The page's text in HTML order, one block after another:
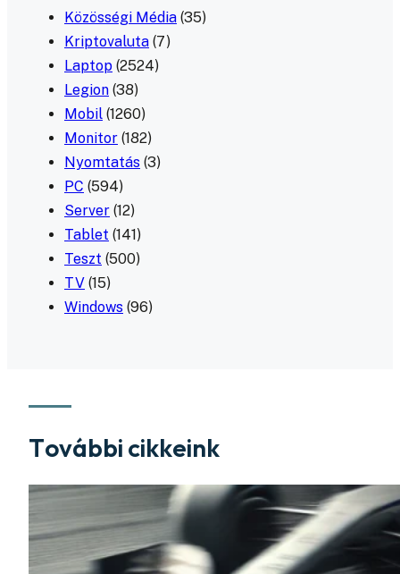
Közösségi Média (35)
Kriptovaluta (7)
Laptop (2524)
Legion (38)
Mobil (1260)
Monitor (182)
Nyomtatás (3)
PC (594)
Server (12)
Tablet (141)
Teszt (500)
TV (15)
Windows (96)
További cikkeink